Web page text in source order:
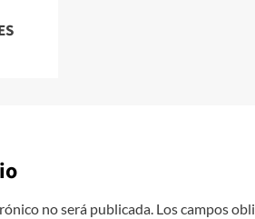
no será publicada. Los campos